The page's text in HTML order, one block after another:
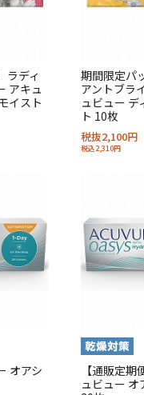
ラディ
アキュ
イスト
期間限定パ
アントブラ
ュビュー デ
ト 10枚
税抜2,100円
税込2,310円
オアシ
【通販定
ュビュー オ